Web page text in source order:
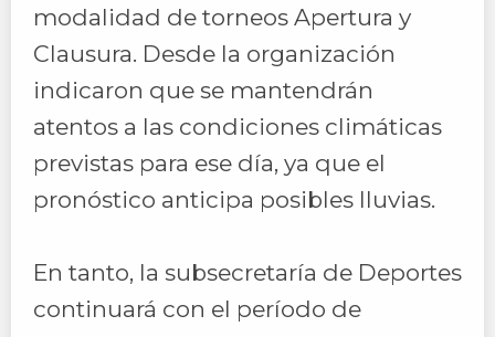
modalidad de torneos Apertura y
Clausura. Desde la organización
indicaron que se mantendrán
atentos a las condiciones climáticas
previstas para ese día, ya que el
pronóstico anticipa posibles lluvias.
En tanto, la subsecretaría de Deportes
continuará con el período de